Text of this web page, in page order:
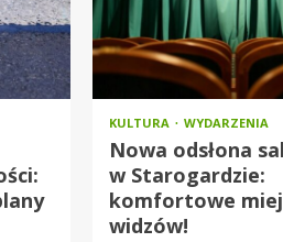
KULTURA WYDARZENIA
Nowa odsłona
w Starogardzie:
komfortowe
widzów!